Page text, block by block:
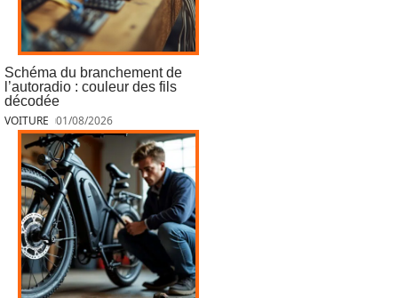
Schéma du branchement de
l’autoradio : couleur des fils
décodée
VOITURE 01/08/2026